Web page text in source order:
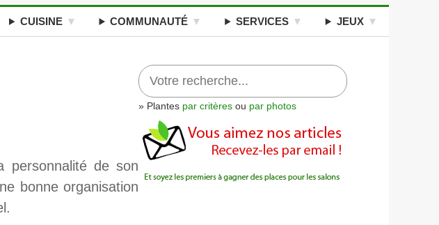
CUISINE COMMUNAUTÉ SERVICES JEUX
personnalité de son
bonne organisation
» Plantes par critères ou par photos